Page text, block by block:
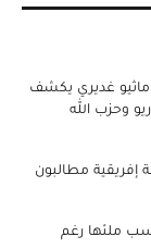
غديري يكشف
وحزب الله
للولايات المتحدة: مواطنو 30 دولة إفريقية مطالبون
ملئها رغم